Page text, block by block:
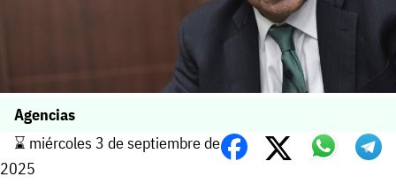
Agencias
⌛️ miércoles 3 de septiembre de
2025